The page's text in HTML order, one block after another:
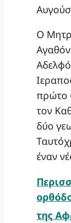
Ο
πρώτο
τον
δύο
έναν
της